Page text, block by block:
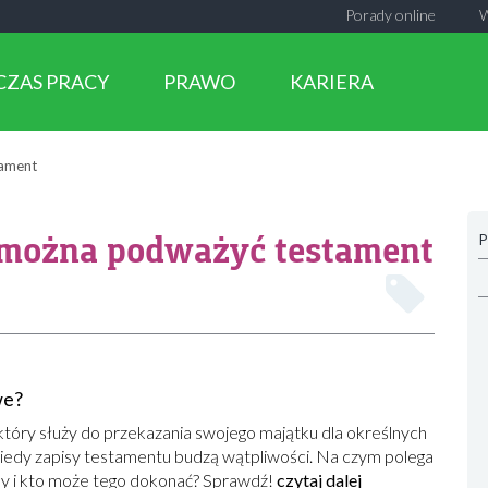
Porady online
PRACY PRAWO KARIERA
podważyć testament
służy do przekazania swojego majątku dla określnych
zapisy testamentu budzą wątpliwości. Na czym polega
i kto może tego dokonać? Sprawdź! czytaj dalej